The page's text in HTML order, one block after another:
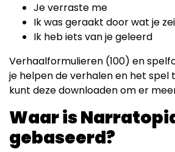
Je verraste me
Ik was geraakt door wat je zei
Ik heb iets van je geleerd
Verhaalformulieren (100) en
je helpen de verhalen en het spel
kunt deze downloaden om er
Waar is
gebaseerd?